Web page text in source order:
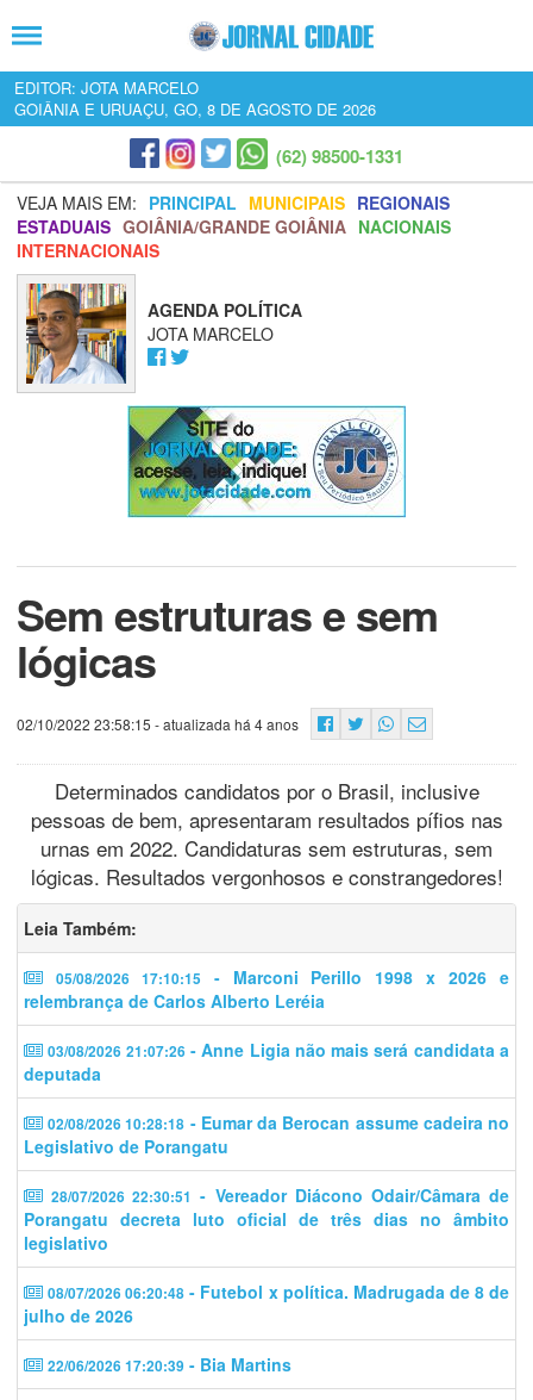
EDITOR: JOTA MARCELO
GOIÂNIA E URUAÇU, GO, 8 DE AGOSTO DE 2026
(62) 98500-1331
VEJA MAIS EM: PRINCIPAL MUNICIPAIS REGIONAIS
ESTADUAIS GOIÂNIA/GRANDE GOIÂNIA NACIONAIS
INTERNACIONAIS
AGENDA POLÍTICA
JOTA MARCELO
Sem estruturas e sem
lógicas
02/10/2022 23:58:15 - atualizada há 4 anos
Determinados candidatos por o Brasil, inclusive
pessoas de bem, apresentaram resultados pífios nas
urnas em 2022. Candidaturas sem estruturas, sem
lógicas. Resultados vergonhosos e constrangedores!
Leia Também:
05/08/2026 17:10:15
- Marconi Perillo 1998 x 2026 e
relembrança de Carlos Alberto Leréia
03/08/2026 21:07:26 - Anne Ligia não mais será candidata a
deputada
02/08/2026 10:28:18 - Eumar da Berocan assume cadeira no
Legislativo de Porangatu
28/07/2026 22:30:51 - Vereador Diácono Odair/Câmara de
Porangatu decreta luto oficial de três dias no âmbito
legislativo
08/07/2026 06:20:48 - Futebol x política. Madrugada de 8 de
julho de 2026
22/06/2026 17:20:39 - Bia Martins